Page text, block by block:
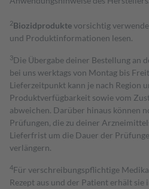
2Biozidproduktevorsichtig
und Produktinformationen lesen.
3Die Übergabe deiner Bestellung an
bei uns werktags von Montag bis
Lieferzeitpunkt kann je nach Region
Produktverfügbarkeit sowie vom
abweichen. Darüber hinaus können
Prüfungen, die zu deiner
Lieferfrist um die Dauer der
verlängern.
4Für verschreibungspflichtige
Rezept aus und der Patient erhält sie